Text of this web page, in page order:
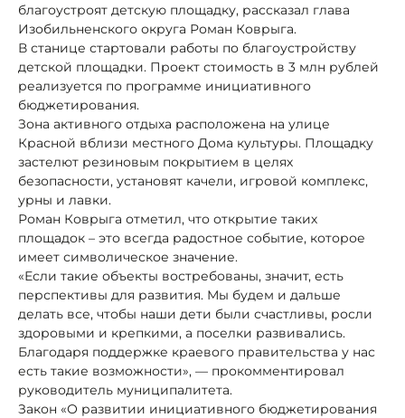
благоустроят детскую площадку, рассказал глава
Изобильненского округа Роман Коврыга.
В станице стартовали работы по благоустройству
детской площадки. Проект стоимость в 3 млн рублей
реализуется по программе инициативного
бюджетирования.
Зона активного отдыха расположена на улице
Красной вблизи местного Дома культуры. Площадку
застелют резиновым покрытием в целях
безопасности, установят качели, игровой комплекс,
урны и лавки.
Роман Коврыга отметил, что открытие таких
площадок – это всегда радостное событие, которое
имеет символическое значение.
«Если такие объекты востребованы, значит, есть
перспективы для развития. Мы будем и дальше
делать все, чтобы наши дети были счастливы, росли
здоровыми и крепкими, а поселки развивались.
Благодаря поддержке краевого правительства у нас
есть такие возможности», — прокомментировал
руководитель муниципалитета.
Закон «О развитии инициативного бюджетирования